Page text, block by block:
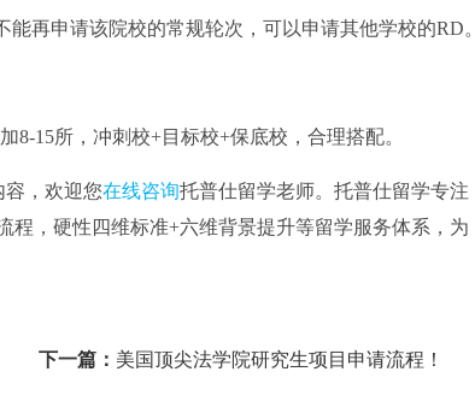
申请该院校的常规轮次，可以申请其他学校的RD。
15所，冲刺校+目标校+保底校，合理搭配。
容，欢迎您在线咨询托普仕留学老师。托普仕留学专注
程，硬性四维标准+六维背景提升等留学服务体系，为
下一篇： 美国顶尖法学院研究生项目申请流程！